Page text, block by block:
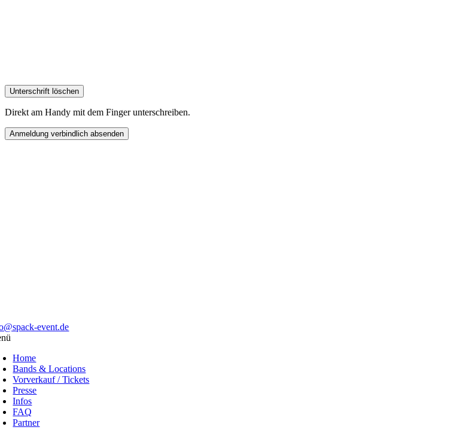
Unterschrift löschen
Direkt am Handy mit dem Finger unterschreiben.
Anmeldung verbindlich absenden
event.de
Home
Bands & Locations
Vorverkauf / Tickets
Presse
Infos
FAQ
Partner